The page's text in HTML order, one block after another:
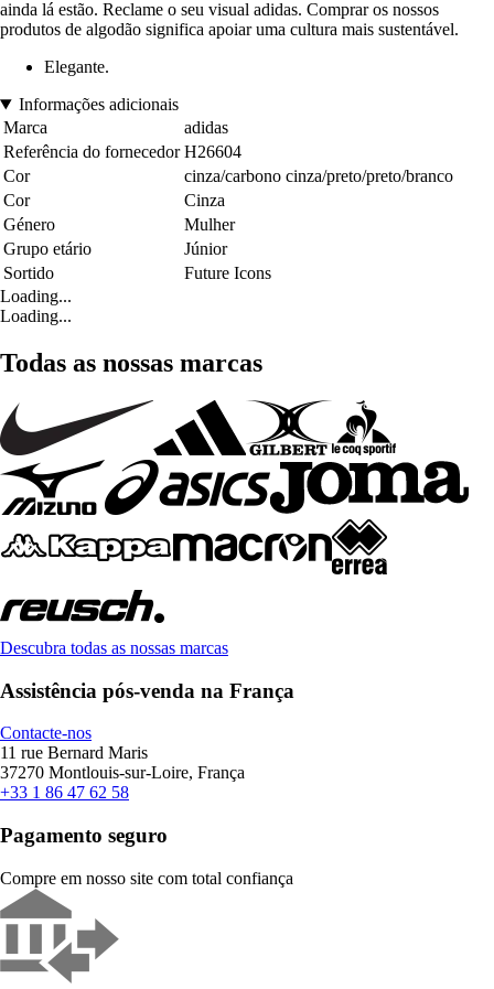
ainda lá estão. Reclame o seu visual adidas. Comprar os nossos
produtos de algodão significa apoiar uma cultura mais sustentável.
Elegante.
Informações adicionais
Marca
adidas
Referência do fornecedor H26604
Cor
cinza/carbono cinza/preto/preto/branco
Cor
Cinza
Género
Mulher
Grupo etário
Júnior
Sortido
Future Icons
Loading...
Loading...
Todas as nossas marcas
Descubra todas as nossas marcas
Assistência pós-venda na França
Contacte-nos
11 rue Bernard Maris
37270 Montlouis-sur-Loire, França
+33 1 86 47 62 58
Pagamento seguro
Compre em nosso site com total confiança